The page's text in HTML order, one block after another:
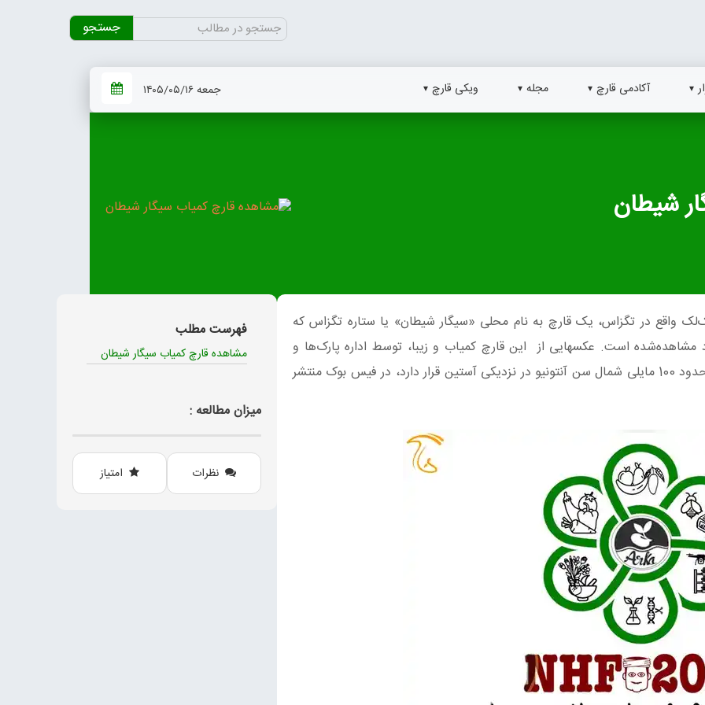
جستجو
برای:
آکادمی قارچ مجله ویکی قارچ جمعه ۱۴۰۵/۰۵/۱۶
شیطان
واقع در تگزاس، یک قارچ به نام محلی «سیگار شیطان» یا ستاره تگزاس که
است. عکسهایی از این قارچ کمیاب و زیبا، توسط اداره پارک‌ها و
حیات وحش تگزاس، در پارک ایالتی Inks Lake که در حدود 100 مایلی شمال سن آنتونیو در نزدیکی آستین قرار دارد، در فیس بوک منتشر
فهرست مطلب
مشاهده قارچ کمیاب سیگار شیطان
میزان مطالعه :
نظرات امتیاز